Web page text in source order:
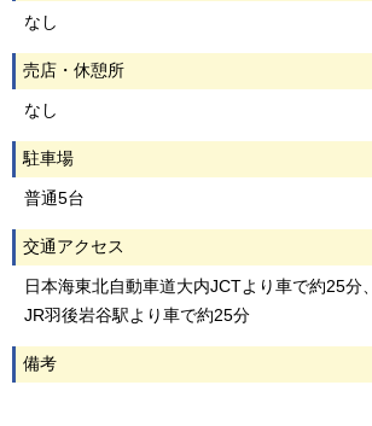
なし
売店・休憩所
なし
駐車場
普通5台
交通アクセス
日本海東北自動車道大内JCTより車で約25分、
JR羽後岩谷駅より車で約25分
備考